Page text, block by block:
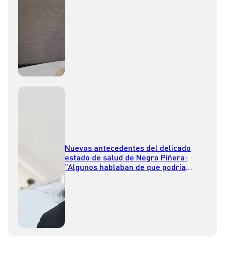
Nuevos antecedentes del delicado
estado de salud de Negro Piñera:
“Algunos hablaban de que podría